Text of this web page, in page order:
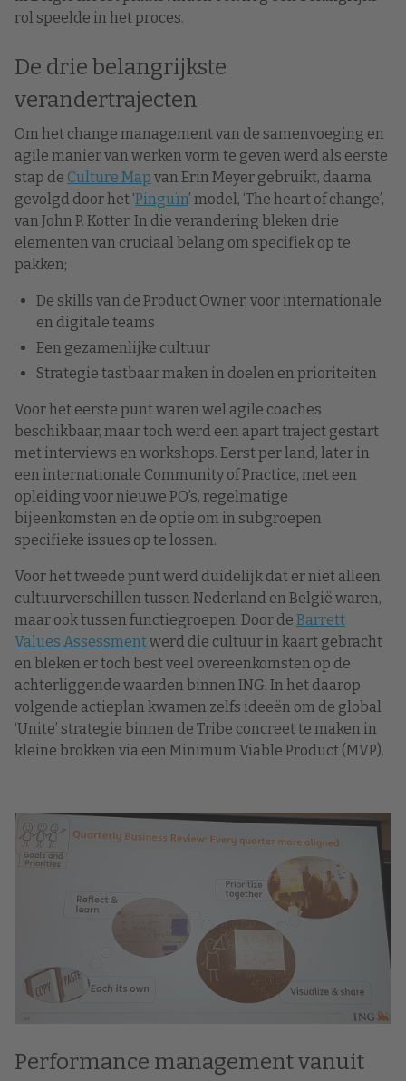
rol speelde in het proces.
De drie belangrijkste
verandertrajecten
Om het change management van de samenvoeging en
agile manier van werken vorm te geven werd als eerste
stap de Culture Map van Erin Meyer gebruikt, daarna
gevolgd door het ‘Pinguïn’ model, ‘The heart of change’,
van John P. Kotter. In die verandering bleken drie
elementen van cruciaal belang om specifiek op te
pakken;
De skills van de Product Owner, voor internationale
en digitale teams
Een gezamenlijke cultuur
Strategie tastbaar maken in doelen en prioriteiten
Voor het eerste punt waren wel agile coaches
beschikbaar, maar toch werd een apart traject gestart
met interviews en workshops. Eerst per land, later in
een internationale Community of Practice, met een
opleiding voor nieuwe PO’s, regelmatige
bijeenkomsten en de optie om in subgroepen
specifieke issues op te lossen.
Voor het tweede punt werd duidelijk dat er niet alleen
cultuurverschillen tussen Nederland en België waren,
maar ook tussen functiegroepen. Door de Barrett
Values Assessmentwerd die cultuur in kaart gebracht
en bleken er toch best veel overeenkomsten op de
achterliggende waarden binnen ING. In het daarop
volgende actieplan kwamen zelfs ideeën om de global
‘Unite’ strategie binnen de Tribe concreet te maken in
kleine brokken via een Minimum Viable Product (MVP).
Performance management vanuit